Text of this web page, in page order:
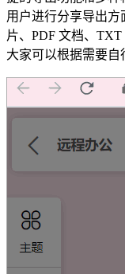
用户进行分享导出方
片、PDF 文档、TXT
大家可以根据需要自